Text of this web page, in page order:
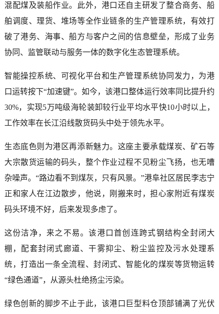
混配煤及装船作业。此外，港口还自主研发了整合商务、船
舶调度、理货、堆场等全作业链条的生产管理系统，有效打
破了港务、海事、船方与客户之间的信息壁垒，形成了业务
协同、监管联动与服务一体的数字化生态管理系统。
智能操控系统、可视化平台和生产管理系统协同发力，为港
口运转按下“加速键”。如今，该港口整体运行效率同比提升约
30%，实现5万吨级海轮装卸较行业平均水平快10小时以上，
工作效率在长江沿线散货码头中处于领先水平。
生态底色则为港区再添新魅力。这座主要承载煤炭、矿石等
大宗散货运输的码头，整个作业过程不见粉尘飞扬，也无嘈
杂噪声。“路边看不到煤灰，只有风景。”港阜社区居民李志宁
正和家人在江边散步，他说，刚搬来时，担心家附近有煤炭
码头环境不好，后来发现多虑了。
这份洁净，来之不易。该港口首创连跨式钢结构全封闭大
棚，配套封闭式廊道、干雾抑尘、粉尘监控及污水处理系
统，打造出一条全流程、封闭式、智能化的煤炭等货物运转
“绿色通道”，从源头杜绝扬尘污染。
绿色创新的脚步不止于此，该港口巨型料仓顶部铺满了光伏